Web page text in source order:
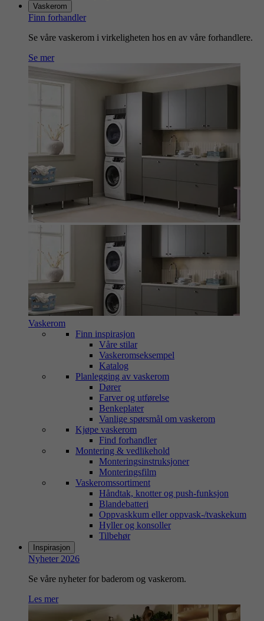
Vaskerom
Finn forhandler
Se våre vaskerom i virkeligheten hos en av våre forhandlere.
Se mer
Vaskerom
Finn inspirasjon
Våre stilar
Vaskeromseksempel
Katalog
Planlegging av vaskerom
Dører
Farver og utførelse
Benkeplater
Vanlige spørsmål om vaskerom
Kjøpe vaskerom
Find forhandler
Montering & vedlikehold
Monteringsinstruksjoner
Monteringsfilm
Vaskeromssortiment
Håndtak, knotter og push-funksjon
Blandebatteri
Oppvaskkum eller oppvask-/tvaskekum
Hyller og konsoller
Tilbehør
Inspirasjon
Nyheter 2026
Se våre nyheter for baderom og vaskerom.
Les mer